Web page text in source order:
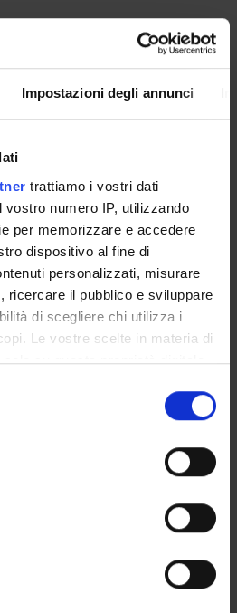
Impostazioni degli annunci
trattiamo i vostri dati
vostro numero IP, utilizzando
per memorizzare e accedere
dispositivo al fine di
personalizzati, misurare
ricercare il pubblico e sviluppare
di scegliere chi utilizza i
Le vostre scelte in materia di
su questa proprietà digitale
consenso in qualsiasi
sui cookie o facendo clic
sulla tua posizione
di qualche
dispositivo, scansionandolo
OFFICES
OFFICES